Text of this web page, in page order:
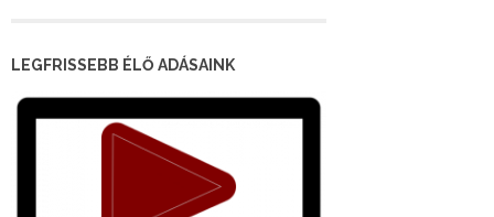
LEGFRISSEBB ÉLŐ ADÁSAINK